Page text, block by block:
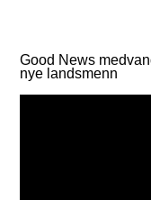
Good News
nye landsmenn